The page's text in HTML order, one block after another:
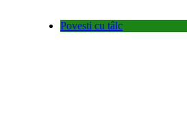
Povesti cu tâlc